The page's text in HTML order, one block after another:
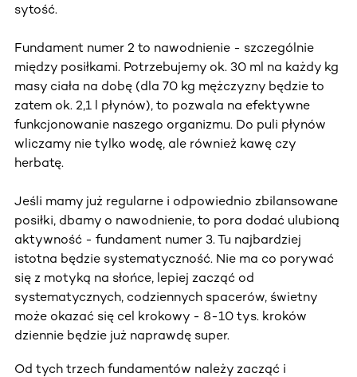
sytość.
Fundament numer 2 to nawodnienie - szczególnie
między posiłkami. Potrzebujemy ok. 30 ml na każdy kg
masy ciała na dobę (dla 70 kg mężczyzny będzie to
zatem ok. 2,1 l płynów), to pozwala na efektywne
funkcjonowanie naszego organizmu. Do puli płynów
wliczamy nie tylko wodę, ale również kawę czy
herbatę.
Jeśli mamy już regularne i odpowiednio zbilansowane
posiłki, dbamy o nawodnienie, to pora dodać ulubioną
aktywność - fundament numer 3. Tu najbardziej
istotna będzie systematyczność. Nie ma co porywać
się z motyką na słońce, lepiej zacząć od
systematycznych, codziennych spacerów, świetny
może okazać się cel krokowy - 8-10 tys. kroków
dziennie będzie już naprawdę super.
Od tych trzech fundamentów należy zacząć i